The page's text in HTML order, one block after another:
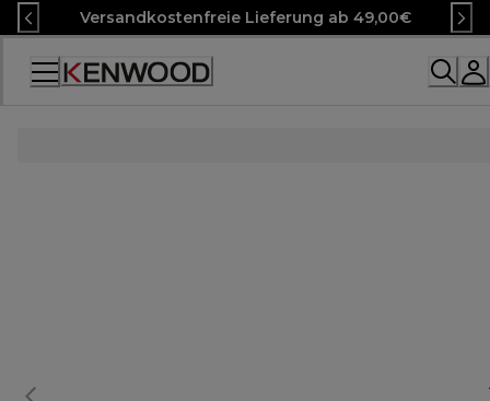
Skip
to
Content
Versandkostenfreie Lieferung ab 49,00€
Accessibility